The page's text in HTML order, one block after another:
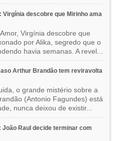
Virgínia descobre que Mirinho ama
Virgínia descobre que
por Alika, segredo que o
havia semanas. A revel...
Arthur Brandão tem reviravolta
o grande mistério sobre a
(Antonio Fagundes) está
nunca deixou de existir...
Raul decide terminar com